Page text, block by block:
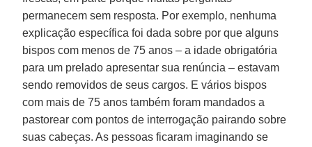
permanecem sem resposta. Por exemplo, nenhuma
explicação específica foi dada sobre por que alguns
bispos com menos de 75 anos – a idade obrigatória
para um prelado apresentar sua renúncia – estavam
sendo removidos de seus cargos. E vários bispos
com mais de 75 anos também foram mandados a
pastorear com pontos de interrogação pairando sobre
suas cabeças. As pessoas ficaram imaginando se